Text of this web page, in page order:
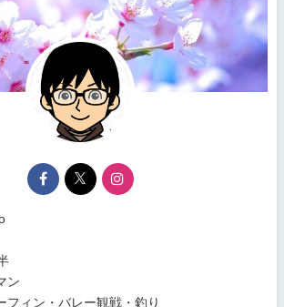
ン
フィン・バレー観戦・釣り